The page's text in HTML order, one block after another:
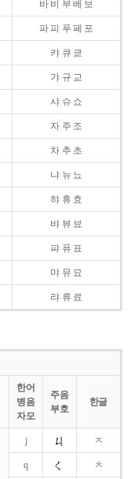
바 비 부 베 보
파 피 푸 페 포
캬 큐 쿄
갸 규 교
샤 슈 쇼
자 주 조
차 추 초
냐 뉴 뇨
햐 휴 효
뱌 뷰 뵤
퍄 퓨 표
먀 뮤 묘
랴 류 료
한어
병음
자모
주음
부호
한글
j ㅈ
q ㅊ